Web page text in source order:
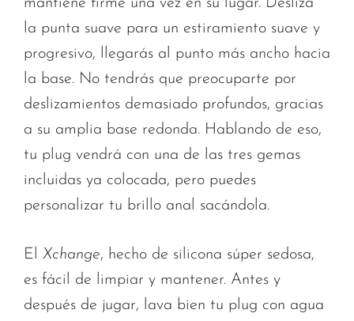
la punta suave para un estiramiento suave y
progresivo, llegarás al punto más ancho hacia
la base. No tendrás que preocuparte por
deslizamientos demasiado profundos, gracias
a su amplia base redonda. Hablando de eso,
tu plug vendrá con una de las tres gemas
incluidas ya colocada, pero puedes
personalizar tu brillo anal sacándola.
El Xchange, hecho de silicona súper sedosa,
es fácil de limpiar y mantener. Antes y
después de jugar, lava bien tu plug con agua